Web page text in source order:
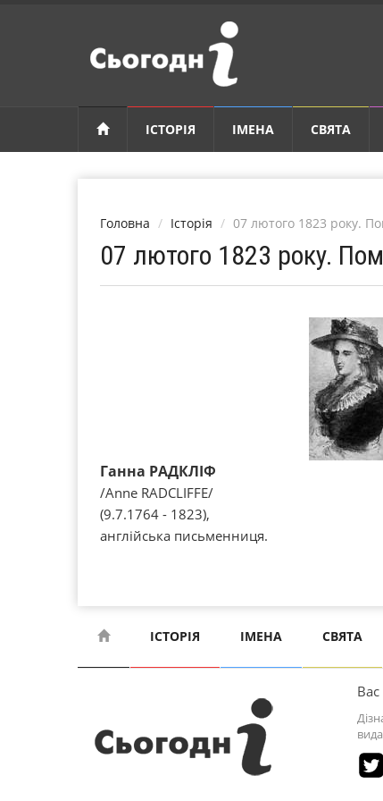
ІСТОРІЯ ІМЕНА СВЯТА
Головна Історія 07 лютого 1823 року.
07 лютого 1823 року.
Ганна РАДКЛІФ
/Anne RADCLIFFE/
(9.7.1764 - 1823),
англійська письменниця.
ІСТОРІЯ ІМЕНА СВЯТА
Вас